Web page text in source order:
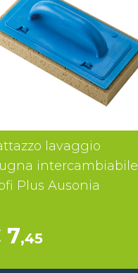
lavaggio
intercambiabile
Plus Ausonia
7,45